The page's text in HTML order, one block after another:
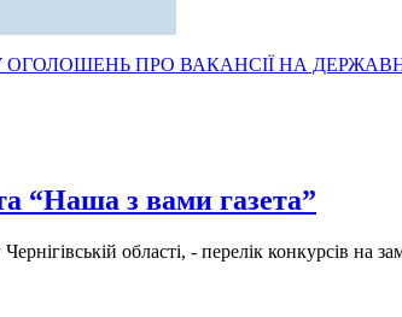
ПРО ВАКАНСІЇ НА
“Наша з вами газета”
області, - перелік конкурсів